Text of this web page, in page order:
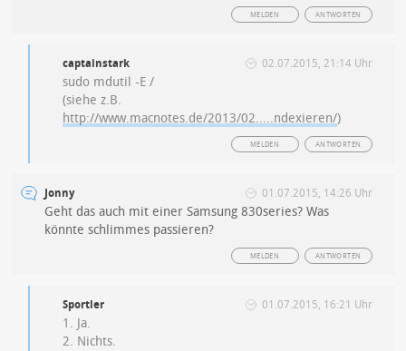
ANTWORTEN
MELDEN
captainstark 02.07.2015, 21:14 Uhr
sudo mdutil -E /
(siehe z.B.
http://www.macnotes.de/2013/02.....ndexieren/)
ANTWORTEN
MELDEN
Jonny 01.07.2015, 14:26 Uhr
Geht das auch mit einer Samsung 830series? Was
könnte schlimmes passieren?
ANTWORTEN
MELDEN
Sportler 01.07.2015, 16:21 Uhr
1. Ja.
2. Nichts.